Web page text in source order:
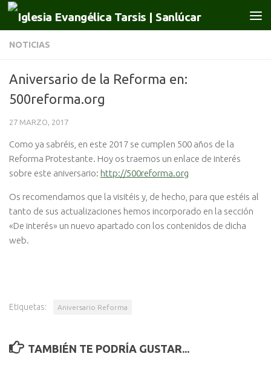
Saltar al contenido
NOTICIAS
Aniversario de la Reforma en:
500reforma.org
27 MARZO, 2017
Como ya sabréis, en este 2017 se cumplen 500 años de la
Reforma Protestante. Hoy os traemos un enlace de interés
sobre este aniversario: http://500reforma.org
Os recomendamos que la visitéis y, de hecho, para que estéis al
tanto de sus actualizaciones hemos incorporado en la sección
«De interés» un nuevo apartado con los contenidos de dicha
web.
Etiquetas: Aniversario Reforma
TAMBIÉN TE PODRÍA GUSTAR...